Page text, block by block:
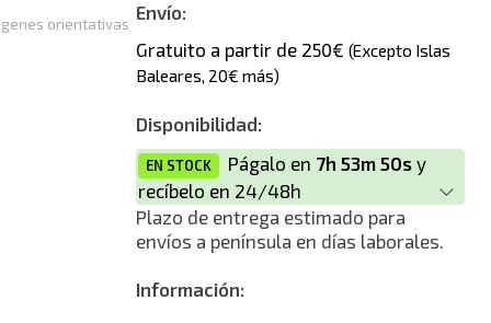
Envío:
Gratuito a partir de 250€ (Excepto Islas
Baleares, 20€ más)
Disponibilidad:
EN STOCK Págalo en 7h 53m 50s y
recíbelo en 24/48h
Plazo de entrega estimado para
envíos a península en días laborales.
Información:
orientativas